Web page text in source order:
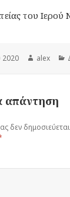
του Ιερού
2020 alex
απάντηση
δεν